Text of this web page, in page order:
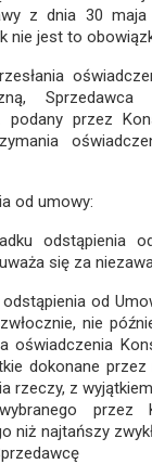
z dnia 30
nie jest to
Sprzedawca
podany przez
od umowy:
odstąpienia od
się za
od
nie
oświadczenia
dokonane
rzeczy, z
przez
niż najtańszy